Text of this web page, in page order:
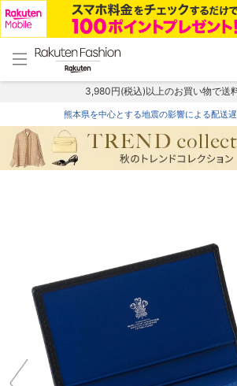
menu home
トップ
3,980円(税込)以上のお買い物で送
熊本県を中心とする地震の影響による配送